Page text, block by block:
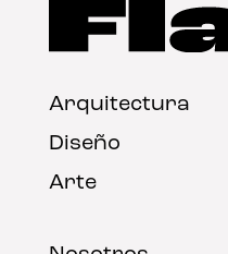
Arquitectura
Diseño
Arte